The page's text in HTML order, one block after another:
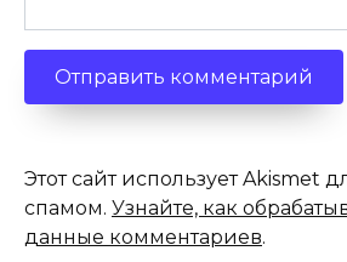
Этот сайт использует Akismet
спамом. Узнайте, как
данные комментариев.